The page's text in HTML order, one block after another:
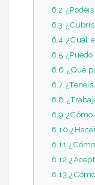
6.2
6.3
6.4 ¿Cuál
6.5
6.6 ¿Qué
6.7
6.8
6.9 ¿Cómo
6.10
6.11
6.12
6.13